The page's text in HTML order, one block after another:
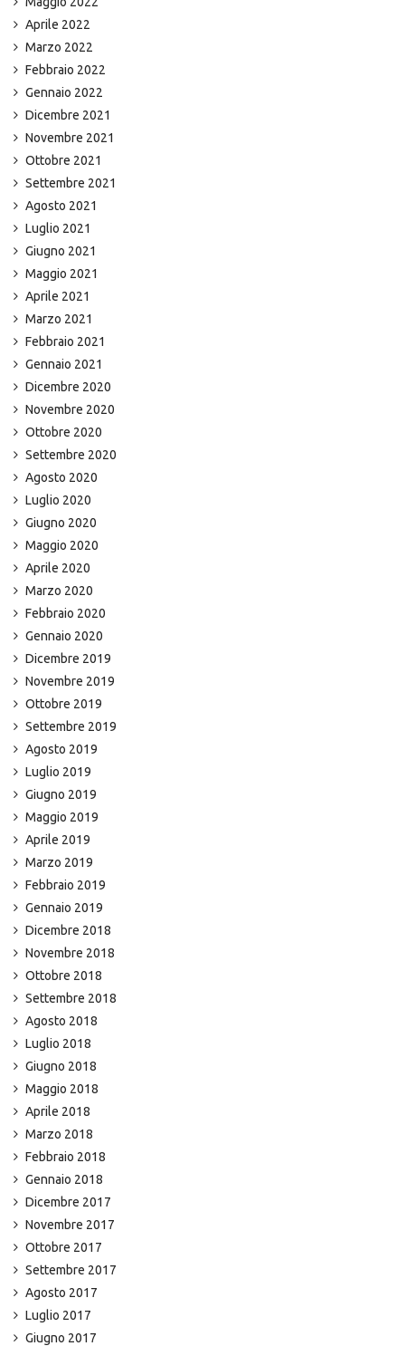
Aprile 2022
Marzo 2022
Febbraio 2022
Gennaio 2022
Dicembre 2021
Novembre 2021
Ottobre 2021
Settembre 2021
Agosto 2021
Luglio 2021
Giugno 2021
Maggio 2021
Aprile 2021
Marzo 2021
Febbraio 2021
Gennaio 2021
Dicembre 2020
Novembre 2020
Ottobre 2020
Settembre 2020
Agosto 2020
Luglio 2020
Giugno 2020
Maggio 2020
Aprile 2020
Marzo 2020
Febbraio 2020
Gennaio 2020
Dicembre 2019
Novembre 2019
Ottobre 2019
Settembre 2019
Agosto 2019
Luglio 2019
Giugno 2019
Maggio 2019
Aprile 2019
Marzo 2019
Febbraio 2019
Gennaio 2019
Dicembre 2018
Novembre 2018
Ottobre 2018
Settembre 2018
Agosto 2018
Luglio 2018
Giugno 2018
Maggio 2018
Aprile 2018
Marzo 2018
Febbraio 2018
Gennaio 2018
Dicembre 2017
Novembre 2017
Ottobre 2017
Settembre 2017
Agosto 2017
Luglio 2017
Giugno 2017